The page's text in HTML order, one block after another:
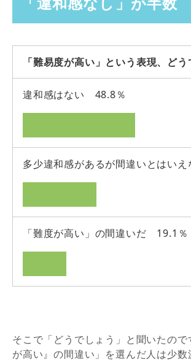
「難易度が高い」という表現、どう
違和感はない 48.8％
多少違和感があるが間違いとはい
「難度が高い」の間違いだ 19.1％
そこで「どうでしょう」と聞いたの
が高い』の間違い」を選んだ人は少数